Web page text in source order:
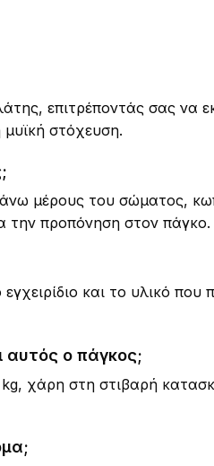
επιτρέποντάς σας να
μυϊκή στόχευση.
μέρους του σώματος,
την προπόνηση στον πάγκο.
και το υλικό που
αυτός ο πάγκος;
χάρη στη στιβαρή